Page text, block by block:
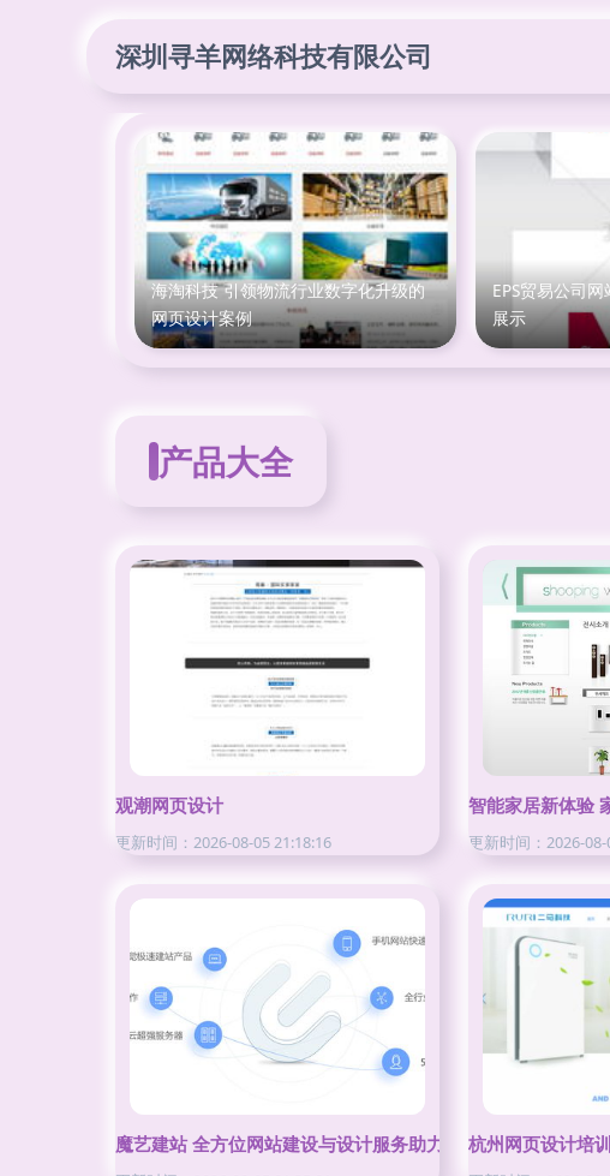
深圳寻羊网络科技有限公司
海淘科技 引领物流行业数字化升级的
网页设计案例
EPS贸易公司
展示
产品大全
观潮网页设计
更新时间：2026-08-05 21:18:16
智能家居新体验
更新时间：2026-
魔艺建站 全方位网站建设与设计服务助力企业快速成长
杭州网页设计培